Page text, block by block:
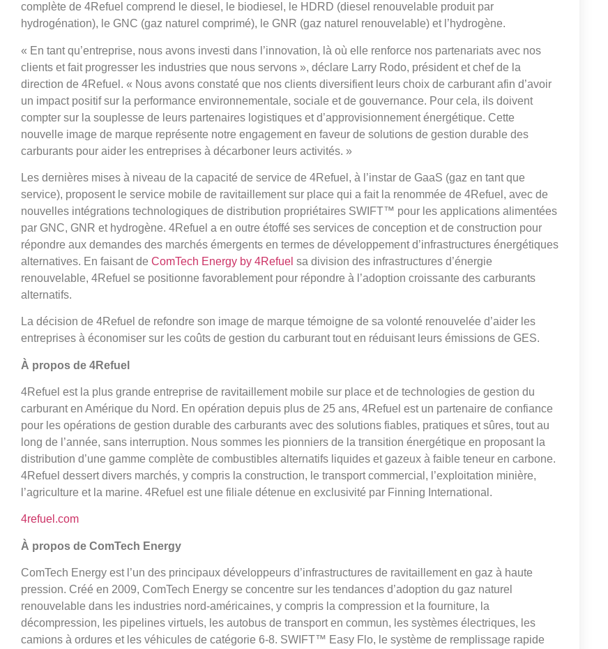
complète de 4Refuel comprend le diesel, le biodiesel, le HDRD (diesel renouvelable produit par
hydrogénation), le GNC (gaz naturel comprimé), le GNR (gaz naturel renouvelable) et l’hydrogène.
« En tant qu’entreprise, nous avons investi dans l’innovation, là où elle renforce nos partenariats avec nos
clients et fait progresser les industries que nous servons », déclare Larry Rodo, président et chef de la
direction de 4Refuel. « Nous avons constaté que nos clients diversifient leurs choix de carburant afin d’avoir
un impact positif sur la performance environnementale, sociale et de gouvernance. Pour cela, ils doivent
compter sur la souplesse de leurs partenaires logistiques et d’approvisionnement énergétique. Cette
nouvelle image de marque représente notre engagement en faveur de solutions de gestion durable des
carburants pour aider les entreprises à décarboner leurs activités. »
Les dernières mises à niveau de la capacité de service de 4Refuel, à l’instar de GaaS (gaz en tant que
service), proposent le service mobile de ravitaillement sur place qui a fait la renommée de 4Refuel, avec de
nouvelles intégrations technologiques de distribution propriétaires SWIFT™ pour les applications alimentées
par GNC, GNR et hydrogène. 4Refuel a en outre étoffé ses services de conception et de construction pour
répondre aux demandes des marchés émergents en termes de développement d’infrastructures énergétiques
alternatives. En faisant de ComTech Energy by 4Refuel sa division des infrastructures d’énergie
renouvelable, 4Refuel se positionne favorablement pour répondre à l’adoption croissante des carburants
alternatifs.
La décision de 4Refuel de refondre son image de marque témoigne de sa volonté renouvelée d’aider les
entreprises à économiser sur les coûts de gestion du carburant tout en réduisant leurs émissions de GES.
À propos de 4Refuel
4Refuel est la plus grande entreprise de ravitaillement mobile sur place et de technologies de gestion du
carburant en Amérique du Nord. En opération depuis plus de 25 ans, 4Refuel est un partenaire de confiance
pour les opérations de gestion durable des carburants avec des solutions fiables, pratiques et sûres, tout au
long de l’année, sans interruption. Nous sommes les pionniers de la transition énergétique en proposant la
distribution d’une gamme complète de combustibles alternatifs liquides et gazeux à faible teneur en carbone.
4Refuel dessert divers marchés, y compris la construction, le transport commercial, l’exploitation minière,
l’agriculture et la marine. 4Refuel est une filiale détenue en exclusivité par Finning International.
4refuel.com
À propos de ComTech Energy
ComTech Energy est l’un des principaux développeurs d’infrastructures de ravitaillement en gaz à haute
pression. Créé en 2009, ComTech Energy se concentre sur les tendances d’adoption du gaz naturel
renouvelable dans les industries nord-américaines, y compris la compression et la fourniture, la
décompression, les pipelines virtuels, les autobus de transport en commun, les systèmes électriques, les
camions à ordures et les véhicules de catégorie 6-8. SWIFT™ Easy Flo, le système de remplissage rapide